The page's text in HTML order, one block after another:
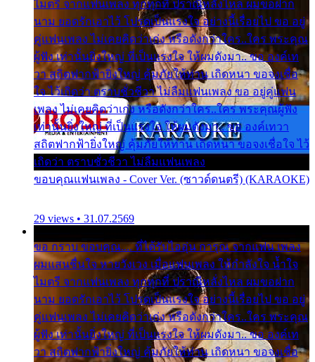
ไมตรี จากแฟนเพลง ทุกทุกที่ ปราณีหลั่งไหล ผมขอฝาก
นาม ยอดรักเอาไว้ โปรดเป็นแรงใจ อย่างนี้เรื่อยไป ขอ อยู่
คู่แฟนเพลง ไม่เคยคิดว่าเก่ง หรือดังกว่าใคร..ใคร พระคุณ
ผู้ฟัง เท่านั้นยิ่งใหญ่ ที่เป็นแรงใจ ให้ผมดังมา.. ขอ องค์เท
วา สถิตฟากฟ้ายิ่งใหญ่ คุ้มภัยให้ท่าน เถิดหนา ขอจงเชื่อ
ใจ ไว้เถิดว่า ตราบชั่วชีวา ไม่ลืมแฟนเพลง ขอ อยู่คู่แฟน
เพลง ไม่เคยคิดว่าเก่ง หรือดังกว่าใคร..ใคร พระคุณผู้ฟัง
เท่านั้นยิ่งใหญ่ ที่เป็นแรงใจ ให้ผมดังมา.. ขอ องค์เทวา
สถิตฟากฟ้ายิ่งใหญ่ คุ้มภัยให้ท่าน เถิดหนา ขอจงเชื่อใจ ไว้
เถิดว่า ตราบชั่วชีวา ไม่ลืมแฟนเพลง
ขอบคุณแฟนเพลง - Cover Ver. (ซาวด์ดนตรี) (KARAOKE)
29 views • 31.07.2569
ขอ กราบ ขอบคุณ.... ที่ได้รับไออุ่น การุณ จากแฟน เพลง
ผมแสนชื่นใจ หายวังเวง เมื่อแฟนเพลง ให้กำลังใจ น้ำใจ
ไมตรี จากแฟนเพลง ทุกทุกที่ ปราณีหลั่งไหล ผมขอฝาก
นาม ยอดรักเอาไว้ โปรดเป็นแรงใจ อย่างนี้เรื่อยไป ขอ อยู่
คู่แฟนเพลง ไม่เคยคิดว่าเก่ง หรือดังกว่าใคร..ใคร พระคุณ
ผู้ฟัง เท่านั้นยิ่งใหญ่ ที่เป็นแรงใจ ให้ผมดังมา.. ขอ องค์เท
วา สถิตฟากฟ้ายิ่งใหญ่ คุ้มภัยให้ท่าน เถิดหนา ขอจงเชื่อ